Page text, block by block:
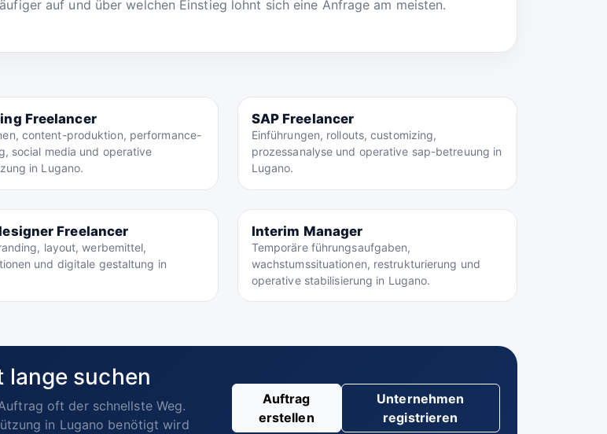
auf und über welchen Einstieg lohnt sich eine Anfrage am meisten.
Freelancer
content-produktion, performance-
social media und operative
in Lugano.
SAP Freelancer
Einführungen, rollouts, customizing,
prozessanalyse und operative sap-betreuung in
Lugano.
Freelancer
layout, werbemittel,
und digitale gestaltung in
Interim Manager
Temporäre führungsaufgaben,
wachstumssituationen, restrukturierung und
operative stabilisierung in Lugano.
lange suchen
oft der schnellste Weg.
in Lugano benötigt wird
Auftrag
erstellen
Unternehmen
registrieren